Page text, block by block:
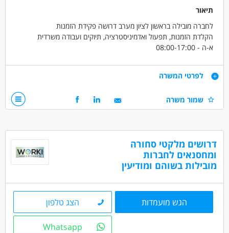
תיאור
לחברה מובילה בראשון לציון מערב דרושה פקידת הזמנות
הקלדת הזמנות, תפעול ואדמיניסטרציה, תיוקים ועבודה משרדית
א-ה - 08:00-17:00
שכר 9000 ש"ח +
קליטה ישירה לחברה טובה עם סביבה נעימה
דרישות
כללי /ללא הכשרה - עובד/ת כללי
אדמיניסטרציה ומזכירות - פקיד/ה
מאפייני משרה
משרה מלאה
לפרטי המשרה
שמור משרה
דרושים מלקטי סחורה
ומחסנאים לחברות
מובילות בשוהם ומודיעין
הגש מועמדות הצג טלפון
Whatsapp